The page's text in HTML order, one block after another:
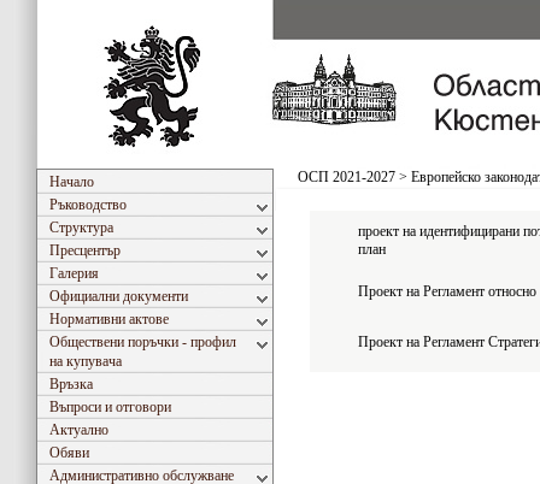
Начало
Ръководство
Структура
Пресцентър
Галерия
Официални документи
Нормативни актове
Обществени поръчки - профил
на купувача
Връзка
Въпроси и отговори
Актуално
Обяви
Административно обслужване
ОСП 2021-2027 > Европейско
проект на идентифицирани
план
Проект на Регламент
Проект на Регламент